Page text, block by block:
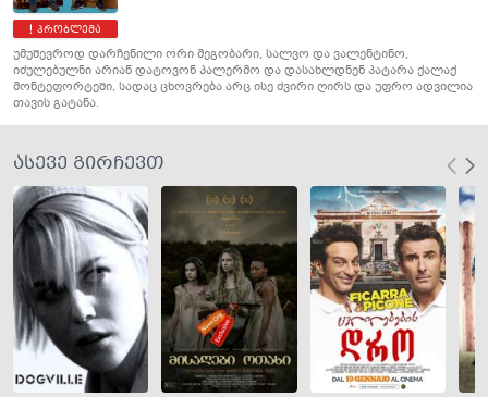
პრობლემა
უმუშევროდ დარჩენილი ორი მეგობარი, სალვო და ვალენტინო,
იძულებულნი არიან დატოვონ პალერმო და დასახლდნენ პატარა ქალაქ
მონტეფორტეში, სადაც ცხოვრება არც ისე ძვირი ღირს და უფრო ადვილია
თავის გატანა.
ასევე გირჩევთ